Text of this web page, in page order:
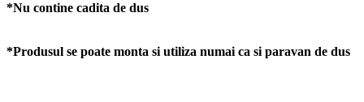
*Nu contine cadita de dus
*Produsul se poate monta si utiliza numai ca si paravan de dus